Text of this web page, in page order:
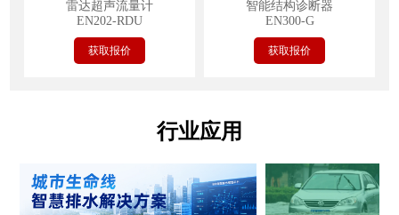
雷达超声流量计
EN202-RDU
获取报价
智能结构诊断器
EN300-G
获取报价
行业应用